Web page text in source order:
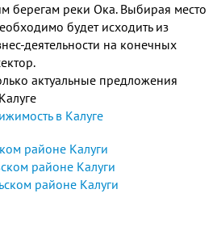
берегам реки Ока. Выбирая место
будет исходить из
деятельности на конечных
актуальные предложения
в Калуге
районе Калуги
районе Калуги
районе Калуги